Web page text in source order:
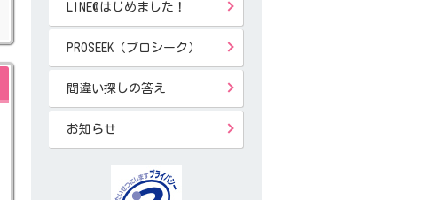
LINE@はじめました！
PROSEEK（プロシーク）
間違い探しの答え
お知らせ